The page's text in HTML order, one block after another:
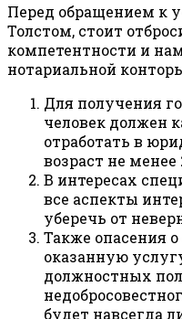
Перед обращением к
Толстом, стоит
компетентности и
нотариальной
Для получения
человек должен
отработать в
возраст не менее
В интересах
все аспекты
уберечь от
Также опасения
оказанную
должностных
будет навсегда